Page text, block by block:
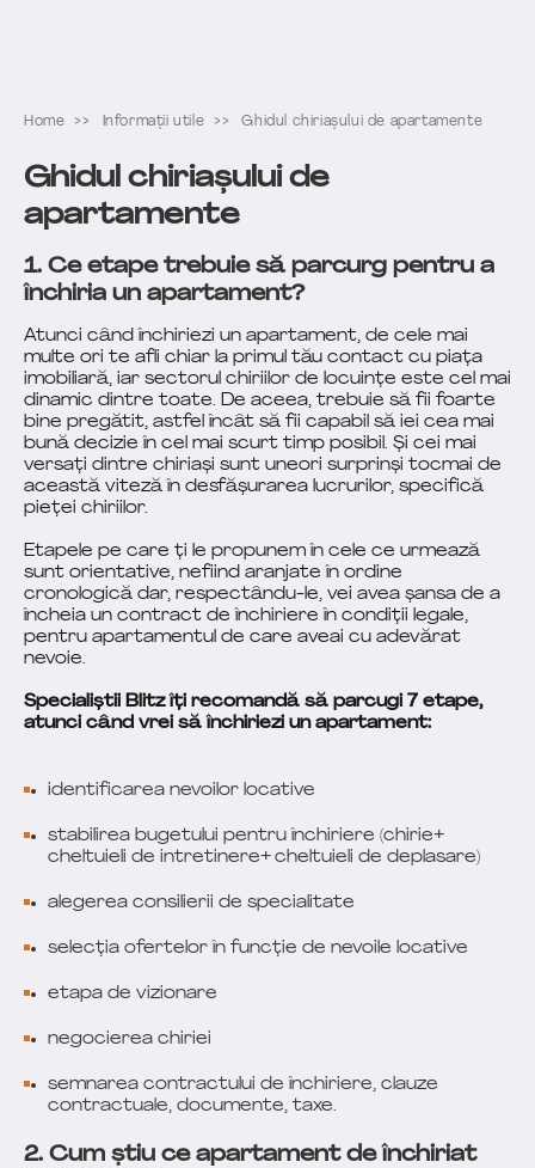
Home Informații utile Ghidul chiriașului de apartamente
Ghidul chiriașului de
apartamente
1. Ce etape trebuie să parcurg pentru a
închiria un apartament?
Atunci când închiriezi un apartament, de cele mai
multe ori te afli chiar la primul tău contact cu piața
imobiliară, iar sectorul chiriilor de locuințe este cel mai
dinamic dintre toate. De aceea, trebuie să fii foarte
bine pregătit, astfel încât să fii capabil să iei cea mai
bună decizie în cel mai scurt timp posibil. Și cei mai
versați dintre chiriași sunt uneori surprinși tocmai de
această viteză în desfășurarea lucrurilor, specifică
pieței chiriilor.
Etapele pe care ți le propunem în cele ce urmează
sunt orientative, nefiind aranjate în ordine
cronologică dar, respectându-le, vei avea șansa de a
încheia un contract de închiriere în condiții legale,
pentru apartamentul de care aveai cu adevărat
nevoie.
Specialiștii Blitz îți recomandă să parcugi 7 etape,
atunci când vrei să închiriezi un apartament:
identificarea nevoilor locative
stabilirea bugetului pentru închiriere (chirie+
cheltuieli de intretinere+ cheltuieli de deplasare)
alegerea consilierii de specialitate
selecția ofertelor în funcție de nevoile locative
etapa de vizionare
negocierea chiriei
semnarea contractului de închiriere, clauze
contractuale, documente, taxe.
2. Cum știu ce apartament de închiriat